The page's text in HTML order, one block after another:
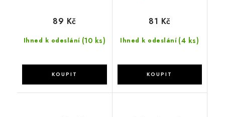
Ihned k odeslání (10 ks)
89 Kč
Ihned k odeslání (4 ks)
81 Kč